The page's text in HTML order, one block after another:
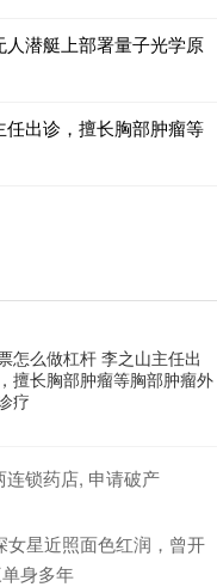
潜艇上部署量子光学原
出诊，擅长胸部肿瘤等
怎么做杠杆 李之山主任出
擅长胸部肿瘤等胸部肿瘤外
疗
锁药店, 申请破产
女星近照面色红润，曾开
身多年